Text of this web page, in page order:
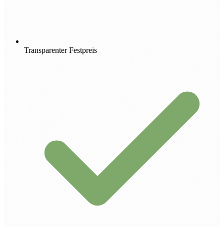
Transparenter Festpreis